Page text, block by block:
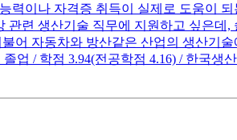
력이나 자격증 취득이 실제로 도움이 되
련 생산기술 직무에 지원하고 싶은데,
어 자동차와 방산같은 산업의 생산기
업 / 학점 3.94(전공학점 4.16) / 한국생